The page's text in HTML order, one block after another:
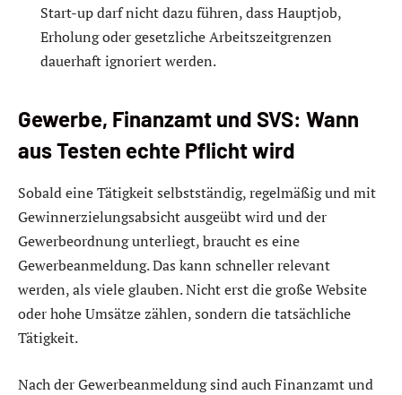
Start-up darf nicht dazu führen, dass Hauptjob,
Erholung oder gesetzliche Arbeitszeitgrenzen
dauerhaft ignoriert werden.
Gewerbe, Finanzamt und SVS: Wann
aus Testen echte Pflicht wird
Sobald eine Tätigkeit selbstständig, regelmäßig und mit
Gewinnerzielungsabsicht ausgeübt wird und der
Gewerbeordnung unterliegt, braucht es eine
Gewerbeanmeldung. Das kann schneller relevant
werden, als viele glauben. Nicht erst die große Website
oder hohe Umsätze zählen, sondern die tatsächliche
Tätigkeit.
Nach der Gewerbeanmeldung sind auch Finanzamt und